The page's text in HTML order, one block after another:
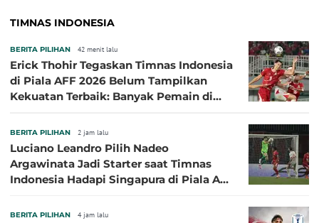
TIMNAS INDONESIA
BERITA PILIHAN 42 menit lalu
Erick Thohir Tegaskan Timnas Indonesia
di Piala AFF 2026 Belum Tampilkan
Kekuatan Terbaik: Banyak Pemain di
BERITA PILIHAN 2 jam lalu
Luciano Leandro Pilih Nadeo
Argawinata Jadi Starter saat Timnas
Indonesia Hadapi Singapura di Piala AFF
BERITA PILIHAN 4 jam lalu